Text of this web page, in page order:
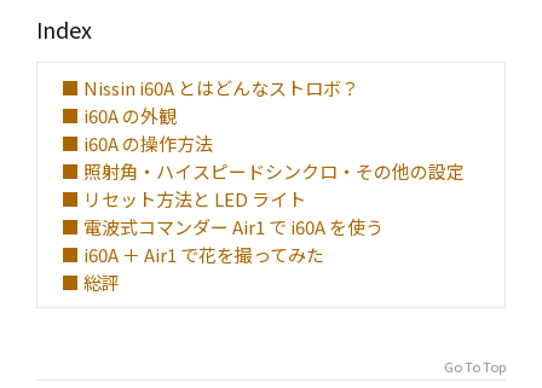
Index
■ Nissin i60A とはどんなストロボ？
■ i60A の外観
■ i60A の操作方法
■ 照射角・ハイスピードシンクロ・その他の設定
■ リセット方法と LED ライト
■ 電波式コマンダー Air1 で i60A を使う
■ i60A ＋ Air1 で花を撮ってみた
■ 総評
Go To Top